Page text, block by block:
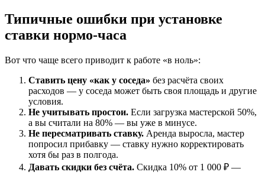
Типичные ошибки при установке
ставки нормо-часа
Вот что чаще всего приводит к работе «в ноль»:
Ставить цену «как у соседа» без расчёта своих
расходов — у соседа может быть своя площадь и другие
условия.
Не учитывать простои. Если загрузка мастерской 50%,
а вы считали на 80% — вы уже в минусе.
Не пересматривать ставку. Аренда выросла, мастер
попросил прибавку — ставку нужно корректировать
хотя бы раз в полгода.
Давать скидки без счёта. Скидка 10% от 1 000 ₽ —